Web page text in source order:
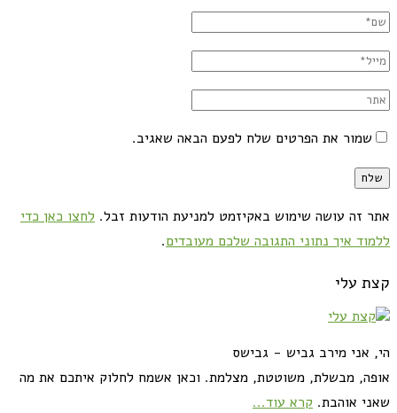
שמור את הפרטים שלח לפעם הבאה שאגיב.
אתר זה עושה שימוש באקיזמט למניעת הודעות זבל. לחצו כאן כדי
ללמוד איך נתוני התגובה שלכם מעובדים.
קצת עלי
הי, אני מירב גביש - גבישס
אופה, מבשלת, משוטטת, מצלמת. וכאן אשמח לחלוק איתכם את מה
שאני אוהבת. קרא עוד...